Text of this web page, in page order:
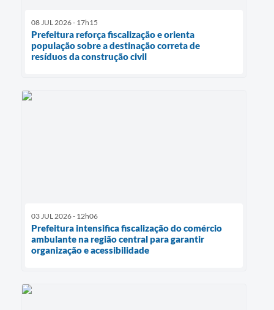
08 JUL 2026 - 17h15
Prefeitura reforça fiscalização e orienta
população sobre a destinação correta de
resíduos da construção civil
03 JUL 2026 - 12h06
Prefeitura intensifica fiscalização do comércio
ambulante na região central para garantir
organização e acessibilidade